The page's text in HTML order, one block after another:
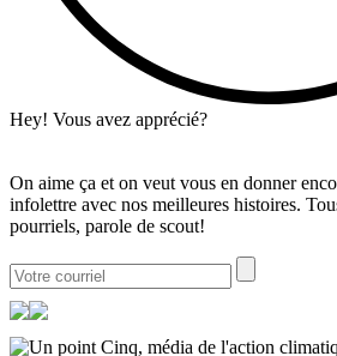
Hey! Vous avez apprécié?
On aime ça et on veut vous en donner
infolettre avec nos meilleures histoires.
pourriels, parole de scout!